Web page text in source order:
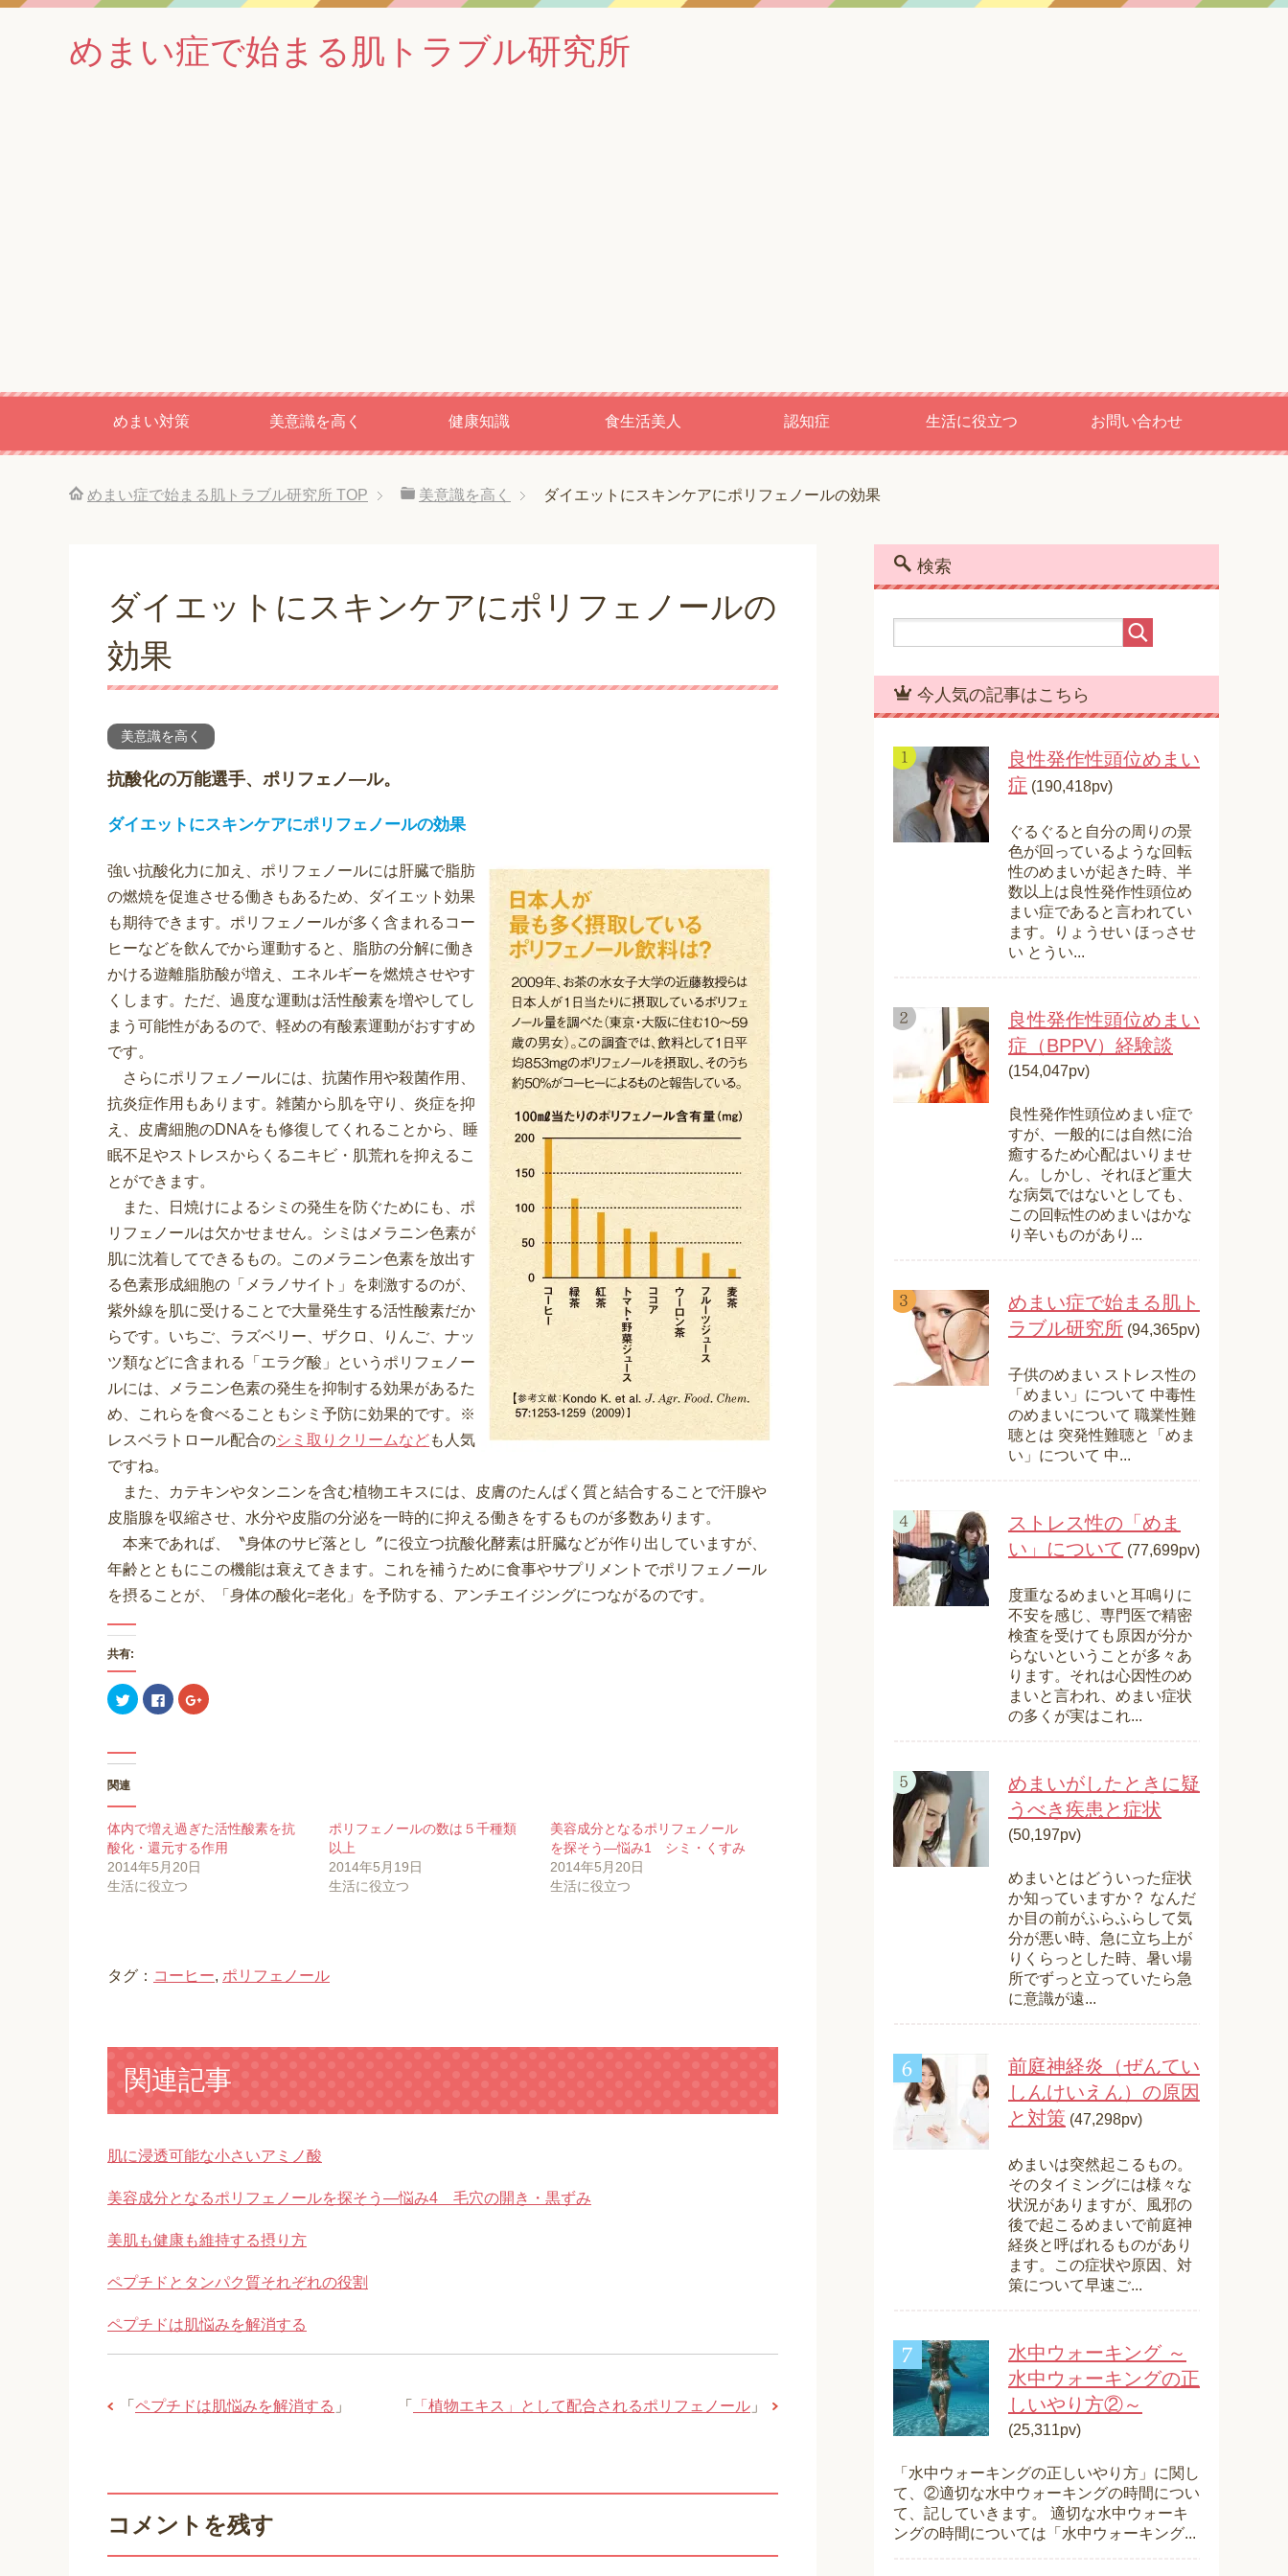
めまい症で始まる肌トラブル研究所
めまい対策 美意識を高く 健康知識 食生活美人 認知症 生活に役立つ お問い合わせ
めまい症で始まる肌トラブル研究所 TOP 美意識を高く ダイエットにスキンケアにポリフェノールの効果
ダイエットにスキンケアにポリフェノールの
効果
美意識を高く
抗酸化の万能選手、ポリフェノ―ル。
ダイエットにスキンケアにポリフェノールの効果
強い抗酸化力に加え、ポリフェノールには肝臓で脂肪
の燃焼を促進させる働きもあるため、ダイエット効果
も期待できます。ポリフェノールが多く含まれるコー
ヒーなどを飲んでから運動すると、脂肪の分解に働き
かける遊離脂肪酸が増え、エネルギーを燃焼させやす
くします。ただ、過度な運動は活性酸素を増やしてし
まう可能性があるので、軽めの有酸素運動がおすすめ
です。
さらにポリフェノールには、抗菌作用や殺菌作用、
抗炎症作用もあります。雑菌から肌を守り、炎症を抑
え、皮膚細胞のDNAをも修復してくれることから、睡
眠不足やストレスからくるニキビ・肌荒れを抑えるこ
とができます。
また、日焼けによるシミの発生を防ぐためにも、ポ
リフェノールは欠かせません。シミはメラニン色素が
肌に沈着してできるもの。このメラニン色素を放出す
る色素形成細胞の「メラノサイト」を刺激するのが、
紫外線を肌に受けることで大量発生する活性酸素だか
らです。いちご、ラズベリー、ザクロ、りんご、ナッ
ツ類などに含まれる「エラグ酸」というポリフェノー
ルには、メラニン色素の発生を抑制する効果があるた
め、これらを食べることもシミ予防に効果的です。※
レスベラトロール配合のシミ取りクリームなども人気
ですね。
また、カテキンやタンニンを含む植物エキスには、皮膚のたんぱく質と結合することで汗腺や
皮脂腺を収縮させ、水分や皮脂の分泌を一時的に抑える働きをするものが多数あります。
本来であれば、〝身体のサビ落とし〞に役立つ抗酸化酵素は肝臓などが作り出していますが、
年齢とともにこの機能は衰えてきます。これを補うために食事やサプリメントでポリフェノール
を摂ることが、「身体の酸化=老化」を予防する、アンチエイジングにつながるのです。
共有:
ク
リ
て
T
t
e
r
で
共
有
(
新
ウ
で
F
a
す
る
に
は
ク
リ
ッ
い
(
ン
ド
ウ
で
ク
リ
e
+
で
共
ウ
で
関連
体内で増え過ぎた活性酸素を抗
酸化・還元する作用
2014年5月20日
生活に役立つ
ポリフェノールの数は５千種類
以上
2014年5月19日
生活に役立つ
美容成分となるポリフェノール
を探そう―悩み1 シミ・くすみ
2014年5月20日
生活に役立つ
タグ： コーヒー, ポリフェノール
関連記事
肌に浸透可能な小さいアミノ酸
美容成分となるポリフェノールを探そう―悩み4 毛穴の開き・黒ずみ
美肌も健康も維持する摂り方
ペプチドとタンパク質それぞれの役割
ペプチドは肌悩みを解消する
「 「植物エキス」として配合されるポリフェノール 」
「 ペプチドは肌悩みを解消する 」
コメントを残す
検索
今人気の記事はこちら
良性発作性頭位めまい
症 (190,418pv)
ぐるぐると自分の周りの景
色が回っているような回転
性のめまいが起きた時、半
数以上は良性発作性頭位め
まい症であると言われてい
ます。りょうせい ほっさせ
い とうい...
良性発作性頭位めまい
症（BPPV）経験談
(154,047pv)
良性発作性頭位めまい症で
すが、一般的には自然に治
癒するため心配はいりませ
ん。しかし、それほど重大
な病気ではないとしても、
この回転性のめまいはかな
り辛いものがあり...
めまい症で始まる肌ト
ラブル研究所 (94,365pv)
子供のめまい ストレス性の
「めまい」について 中毒性
のめまいについて 職業性難
聴とは 突発性難聴と「めま
い」について 中...
ストレス性の「めま
い」について (77,699pv)
度重なるめまいと耳鳴りに
不安を感じ、専門医で精密
検査を受けても原因が分か
らないということが多々あ
ります。それは心因性のめ
まいと言われ、めまい症状
の多くが実はこれ...
めまいがしたときに疑
うべき疾患と症状
(50,197pv)
めまいとはどういった症状
か知っていますか？ なんだ
か目の前がふらふらして気
分が悪い時、急に立ち上が
りくらっとした時、暑い場
所でずっと立っていたら急
に意識が遠...
前庭神経炎（ぜんてい
しんけいえん）の原因
と対策 (47,298pv)
めまいは突然起こるもの。
そのタイミングには様々な
状況がありますが、風邪の
後で起こるめまいで前庭神
経炎と呼ばれるものがあり
ます。この症状や原因、対
策について早速ご...
水中ウォーキング ～
水中ウォーキングの正
しいやり方②～
(25,311pv)
「水中ウォーキングの正しいやり方」に関し
て、②適切な水中ウォーキングの時間につい
て、記していきます。 適切な水中ウォーキ
ングの時間については「水中ウォーキング...